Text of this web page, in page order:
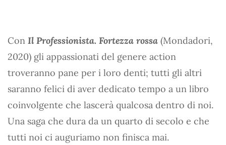
Con Il Professionista. Fortezza rossa (Mondadori,
2020) gli appassionati del genere action
troveranno pane per i loro denti; tutti gli altri
saranno felici di aver dedicato tempo a un libro
coinvolgente che lascerà qualcosa dentro di noi.
Una saga che dura da un quarto di secolo e che
tutti noi ci auguriamo non finisca mai.